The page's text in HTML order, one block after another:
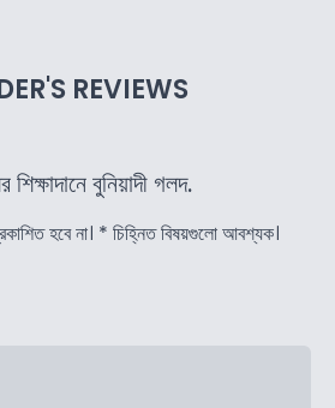
REVIEWS
বুনিয়াদী গলদ.
হবে না। * চিহ্নিত বিষয়গুলো আবশ্যক।